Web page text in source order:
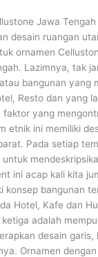
Jawa
desain ruangan
ornamen
Lazimnya, tak
bangunan yang
Resto dan yang
yang
etnik ini memiliki
Pada setiap
ini acap kali kita
konsep bangunan
Hotel, Kafe dan
adalah
desain garis,
Ornamen